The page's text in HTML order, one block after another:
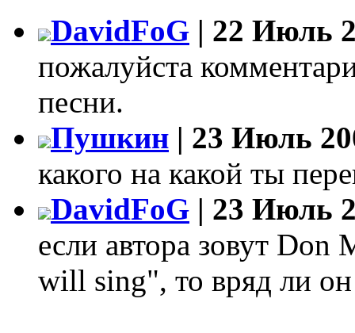
DavidFoG | 22 Июль
пожалуйста
песни.
Пушкин | 23 Июль
какого на какой ты
DavidFoG | 23 Июль
если автора зовут Don
will sing", то вряд ли